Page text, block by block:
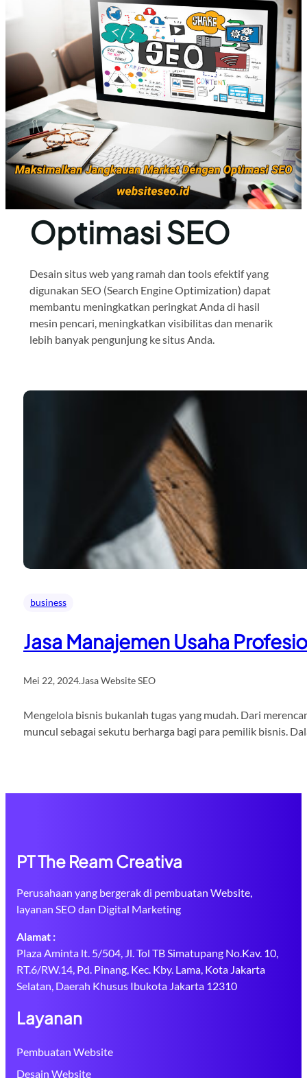
Optimasi SEO
Desain situs web yang ramah dan tools efektif yang
digunakan SEO (Search Engine Optimization) dapat
membantu meningkatkan peringkat Anda di hasil
mesin pencari, meningkatkan visibilitas dan menarik
lebih banyak pengunjung ke situs Anda.
business
Jasa Manajemen Usaha
Mei 22, 2024.Jasa Website SEO
Mengelola bisnis bukanlah tugas yang mudah. Dari
muncul sebagai sekutu berharga bagi para pemilik bisnis.
PT The Ream Creativa
Perusahaan yang bergerak di pembuatan Website,
layanan SEO dan Digital Marketing
Alamat :
Plaza Aminta lt. 5/504, Jl. Tol TB Simatupang No.Kav. 10,
RT.6/RW.14, Pd. Pinang, Kec. Kby. Lama, Kota Jakarta
Selatan, Daerah Khusus Ibukota Jakarta 12310
Layanan
Pembuatan Website
Desain Website